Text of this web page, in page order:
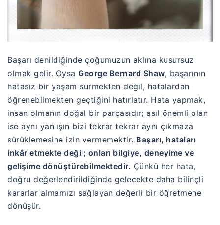
Başarı denildiğinde çoğumuzun aklına kusursuz
olmak gelir. Oysa George Bernard Shaw, başarının
hatasız bir yaşam sürmekten değil, hatalardan
öğrenebilmekten geçtiğini hatırlatır. Hata yapmak,
insan olmanın doğal bir parçasıdır; asıl önemli olan
ise aynı yanlışın bizi tekrar tekrar aynı çıkmaza
sürüklemesine izin vermemektir. Başarı, hataları
inkâr etmekte değil; onları bilgiye, deneyime ve
gelişime dönüştürebilmektedir. Çünkü her hata,
doğru değerlendirildiğinde gelecekte daha bilinçli
kararlar almamızı sağlayan değerli bir öğretmene
dönüşür.